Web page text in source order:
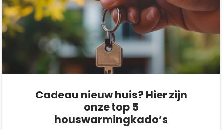
Cadeau nieuw huis? Hier zijn
onze top 5
houswarmingkado’s